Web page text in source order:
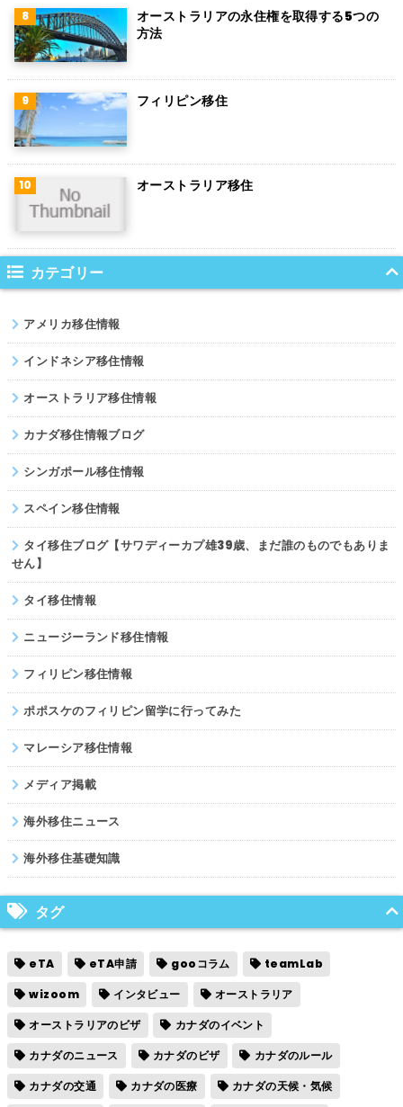
チリ
デンマーク
ハンガリー
ポーランド
南アフリカ
サウジアラビア
コロンビア
ノルウェー
ネパール
パキスタン
オーストラリアの永住権を取得する5つの
方法
フィリピン移住
オーストラリア移住
カテゴリー
アメリカ移住情報
インドネシア移住情報
オーストラリア移住情報
カナダ移住情報ブログ
シンガポール移住情報
スペイン移住情報
タイ移住ブログ【サワディーカプ雄39歳、まだ誰のものでもありま
せん】
タイ移住情報
ニュージーランド移住情報
フィリピン移住情報
ポポスケのフィリピン留学に行ってみた
マレーシア移住情報
メディア掲載
海外移住ニュース
海外移住基礎知識
タグ
eTA eTA申請 gooコラム
teamLab
wizoom
インタビュー
オーストラリア
オーストラリアのビザ
カナダのイベント
カナダのニュース
カナダのビザ
カナダのルール
カナダの交通
カナダの医療
カナダの天候・気候